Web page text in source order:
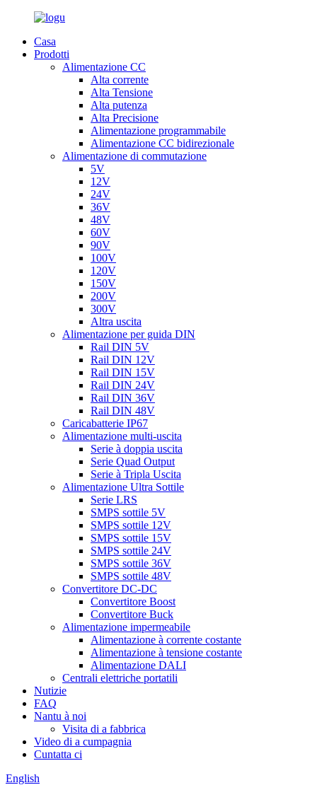
Casa
Prodotti
Alimentazione CC
Alta corrente
Alta Tensione
Alta putenza
Alta Precisione
Alimentazione programmabile
Alimentazione CC bidirezionale
Alimentazione di commutazione
5V
12V
24V
36V
48V
60V
90V
100V
120V
150V
200V
300V
Altra uscita
Alimentazione per guida DIN
Rail DIN 5V
Rail DIN 12V
Rail DIN 15V
Rail DIN 24V
Rail DIN 36V
Rail DIN 48V
Caricabatterie IP67
Alimentazione multi-uscita
Serie à doppia uscita
Serie Quad Output
Serie à Tripla Uscita
Alimentazione Ultra Sottile
Serie LRS
SMPS sottile 5V
SMPS sottile 12V
SMPS sottile 15V
SMPS sottile 24V
SMPS sottile 36V
SMPS sottile 48V
Convertitore DC-DC
Convertitore Boost
Convertitore Buck
Alimentazione impermeabile
Alimentazione à corrente costante
Alimentazione à tensione costante
Alimentazione DALI
Centrali elettriche portatili
Nutizie
FAQ
Nantu à noi
Visita di a fabbrica
Video di a cumpagnia
Cuntatta ci
English